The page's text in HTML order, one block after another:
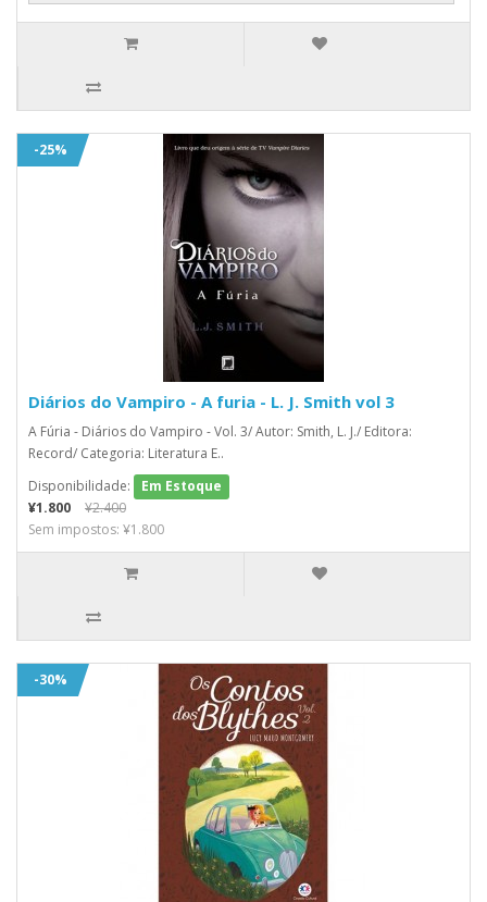
-25%
Diários do Vampiro - A furia - L. J. Smith vol 3
A Fúria - Diários do Vampiro - Vol. 3/ Autor: Smith, L. J./ Editora:
Record/ Categoria: Literatura E..
Disponibilidade:
Em Estoque
¥1.800
¥2.400
Sem impostos: ¥1.800
-30%